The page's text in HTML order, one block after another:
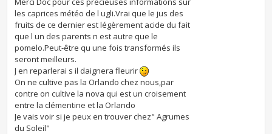
les caprices météo de l ugli.Vrai que le jus des
fruits de ce dernier est légèrement acide du fait
que l un des parents n est autre que le
pomelo.Peut-être qu une fois transformés ils
seront meilleurs.
J en reparlerai s il daignera fleurir
On ne cultive pas la Orlando chez nous,par
contre on cultive la nova qui est un croisement
entre la clémentine et la Orlando
Je vais voir si je peux en trouver chez" Agrumes
du Soleil"